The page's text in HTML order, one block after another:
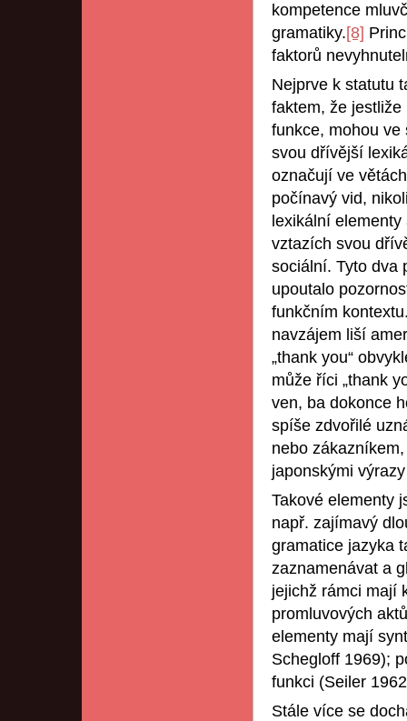
kompetence
gramatiky.[8]
faktorů
Nejprve k statutu
faktem, že
funkce, mohou ve
svou dřívější
označují ve
počínavý vid,
lexikální
vztazích svou
sociální. Tyto dva
upoutalo
funkčním
navzájem liší
„thank you“
může říci „thank
ven, ba dokonce
spíše zdvořilé
nebo
japonskými výrazy
Takové elementy
např. zajímavý
gramatice jazyka
zaznamenávat a
jejichž rámci mají
promluvových
elementy mají
Schegloff 1969);
funkci (Seiler
Stále více se